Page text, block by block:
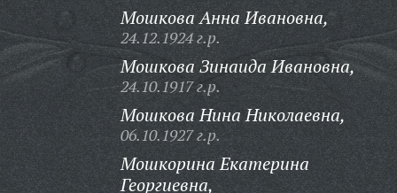
Мошкова Анна Ивановна,
24.12.1924 г.р.
Мошкова Зинаида Ивановна,
24.10.1917 г.р.
Мошкова Нина Николаевна,
06.10.1927 г.р.
Мошкорина Екатерина
Георгиевна,